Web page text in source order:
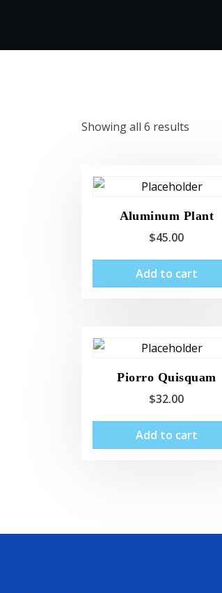
Showing all 6 results
Aluminum Plant
$45.00
Add to cart
Piorro Quisquam
$32.00
Add to cart